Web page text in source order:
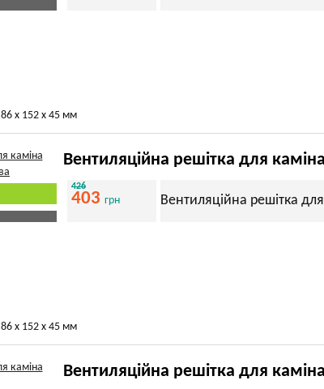
х 152 х 45 мм
Вентиляційна решітка для
426
403 грн Вентиляційна решітка
х 152 х 45 мм
Вентиляційна решітка для